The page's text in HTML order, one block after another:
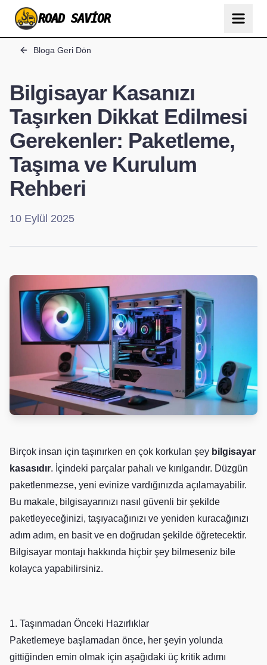
ROAD SAVIOR
Bloga Geri Dön
Bilgisayar Kasanızı
Taşırken Dikkat Edilmesi
Gerekenler: Paketleme,
Taşıma ve Kurulum
Rehberi
10 Eylül 2025
Birçok insan için taşınırken en çok korkulan şey bilgisayar
kasasıdır. İçindeki parçalar pahalı ve kırılgandır. Düzgün
paketlenmezse, yeni evinize vardığınızda açılamayabilir.
Bu makale, bilgisayarınızı nasıl güvenli bir şekilde
paketleyeceğinizi, taşıyacağınızı ve yeniden kuracağınızı
adım adım, en basit ve en doğrudan şekilde öğretecektir.
Bilgisayar montajı hakkında hiçbir şey bilmeseniz bile
kolayca yapabilirsiniz.
1. Taşınmadan Önceki Hazırlıklar
Paketlemeye başlamadan önce, her şeyin yolunda
gittiğinden emin olmak için aşağıdaki üç kritik adımı